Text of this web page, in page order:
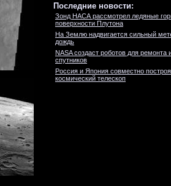
Последние новости:
Зонд НАСА рассмотрел ледяные
поверхности Плутона
На Землю надвигается сильный
дождь
NASA создаст роботов для ремонта
спутников
Россия и Япония совместно
космический телескоп